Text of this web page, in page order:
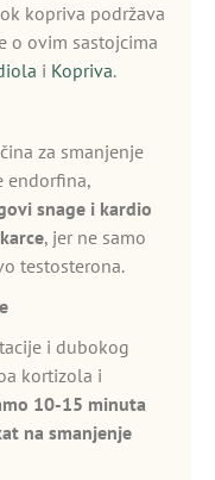
kopriva podržava
o ovim sastojcima
i Kopriva.
za smanjenje
endorfina,
snage i kardio
, jer ne samo
testosterona.
i dubokog
kortizola i
10-15 minuta
na smanjenje